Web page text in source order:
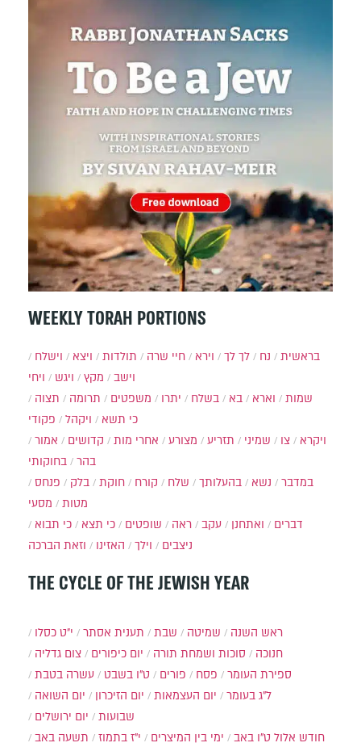
WEEKLY TORAH PORTIONS
בראשית נח לך לך וירא חיי שרה תולדות ויצא
וישלח
וישב
מקץ ויגש
ויחי
שמות
וארא בא בשלח יתרו משפטים תרומה
תצוה
כי תשא
ויקהל
פקודי
ויקרא
צו שמיני תזריע מצורע אחרי מות קדושים
אמור
בהר
בחוקותי
במדבר
נשא בהעלותך שלח קורח חוקת בלק
פנחס
מטות
מסעי
דברים
ואתחנן עקב ראה שופטים כי תצא
כי תבוא
ניצבים
וילך האזינו וזאת הברכה
THE CYCLE OF THE JEWISH YEAR
י״ט כסלו תענית אסתר שבת שמיטה
ראש השנה
צום גדליה
יום כיפורים סוכות ושמחת תורה
חנוכה
עשרה בטבת
ט"ו בשבט פורים פסח
ספירת העומר
יום השואה
יום הזיכרון יום העצמאות
ל"ג בעומר
יום ירושלים
שבועות
ימי בין המיצרים
י"ז בתמוז תשעה באב ט"ו באב חודש אלול